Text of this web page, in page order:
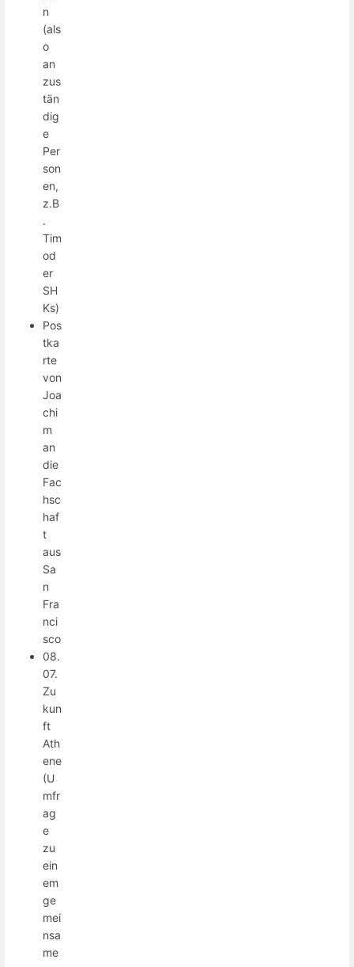
n
(als
o
an
zus
tän
dig
e
Per
son
en,
z.B
.
Tim
od
er
SH
Ks)
Pos
tka
rte
von
Joa
chi
m
an
die
Fac
hsc
haf
t
aus
Sa
n
Fra
nci
sco
08.
07.
Zu
kun
ft
Ath
ene
(U
mfr
ag
e
zu
ein
em
ge
mei
nsa
me